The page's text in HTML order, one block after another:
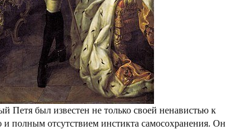
Петя был известен не только своей ненавистью к
и полным отсутствием инстикта самосохранения. Он